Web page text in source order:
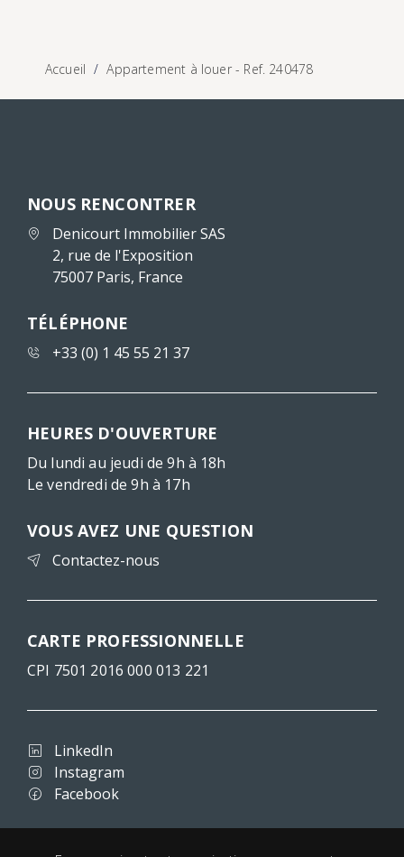
Accueil Appartement à louer - Ref. 240478
NOUS RENCONTRER
Denicourt Immobilier SAS
2, rue de l'Exposition
75007 Paris, France
TÉLÉPHONE
+33 (0) 1 45 55 21 37
HEURES D'OUVERTURE
Du lundi au jeudi de 9h à 18h
Le vendredi de 9h à 17h
VOUS AVEZ UNE QUESTION
Contactez-nous
CARTE PROFESSIONNELLE
CPI 7501 2016 000 013 221
LinkedIn
Instagram
Facebook